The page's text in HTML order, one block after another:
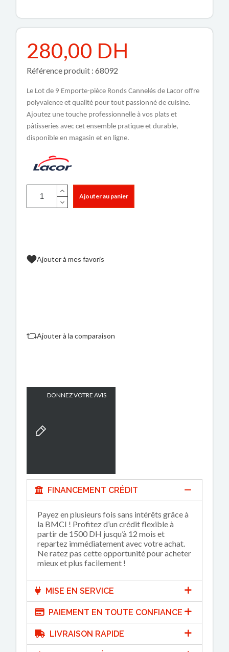
280,00 DH
Référence produit : 68092
Le Lot de 9 Emporte-pièce Ronds Cannelés de Lacor offre
polyvalence et qualité pour tout passionné de cuisine.
Ajoutez une touche professionnelle à vos plats et
pâtisseries avec cet ensemble pratique et durable,
disponible en magasin et en ligne.
Ajouter au panier
Ajouter à mes favoris
Ajouter à la comparaison
DONNEZ VOTRE AVIS
FINANCEMENT CRÉDIT
Payez en plusieurs fois sans intérêts grâce à
la BMCI ! Profitez d’un crédit flexible à
partir de 1500 DH jusqu’à 12 mois et
repartez immédiatement avec votre achat.
Ne ratez pas cette opportunité pour acheter
mieux et plus facilement !
MISE EN SERVICE
PAIEMENT EN TOUTE CONFIANCE
LIVRAISON RAPIDE